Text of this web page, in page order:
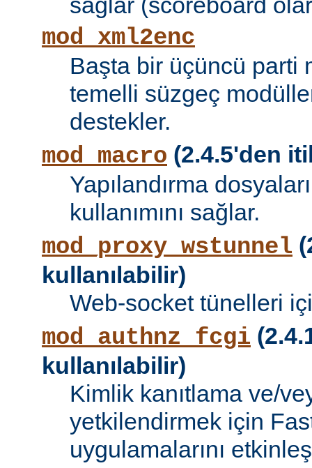
mod_xml2enc
Başta bir üçüncü parti
temelli süzgeç
destekler.
mod_macro (2.4.5'den
Yapılandırma
kullanımını sağlar.
mod_proxy_wstunnel
kullanılabilir)
Web-socket tünelleri
mod_authnz_fcgi
kullanılabilir)
Kimlik kanıtlama ve/
yetkilendirmek için
uygulamalarını